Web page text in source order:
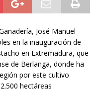
José Manuel
en la inauguración de
en Extremadura, que
de Berlanga, donde ha
por este cultivo
hectáreas